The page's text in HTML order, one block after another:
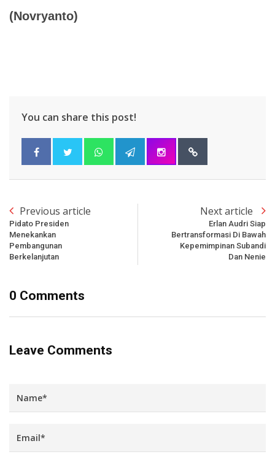
(Novryanto)
You can share this post!
Previous article
Pidato Presiden
Menekankan
Pembangunan
Berkelanjutan
Next article
Erlan Audri Siap
Bertransformasi Di Bawah
Kepemimpinan Subandi
Dan Nenie
0 Comments
Leave Comments